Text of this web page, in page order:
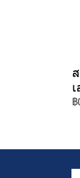
฿